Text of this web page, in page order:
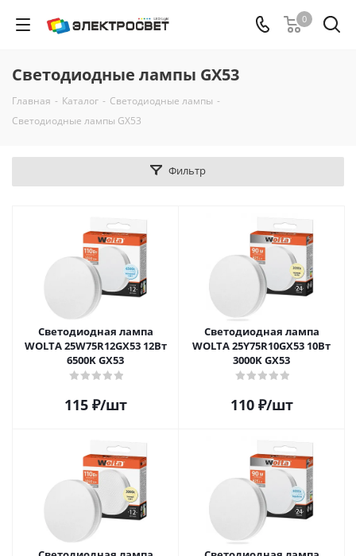
0
Светодиодные лампы GX53
Главная - Каталог - Светодиодные лампы -
Светодиодные лампы GX53
Фильтр
Светодиодная лампа
WOLTA 25W75R12GX53 12Вт
6500K GX53
115₽/шт
Светодиодная лампа
WOLTA 25Y75R10GX53 10Вт
3000K GX53
110₽/шт